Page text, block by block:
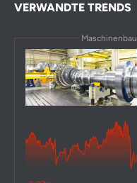
VERWANDTE TRENDS
Maschinenbau